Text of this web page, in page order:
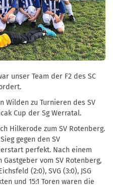
unser Team der F2 des SC
Wilden zu Turnieren des SV
Cup der Sg Werratal.
Hilkerode zum SV Rotenberg.
gegen den SV
perfekt. Nach einem
vom SV Rotenberg,
(2:0), SVG (3:0), JSG
und 15:1 Toren waren die